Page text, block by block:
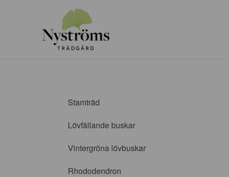
Stamträd
Lövfällande buskar
Vintergröna lövbuskar
Rhododendron